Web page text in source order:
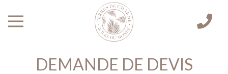
DEMANDE DE DEVIS